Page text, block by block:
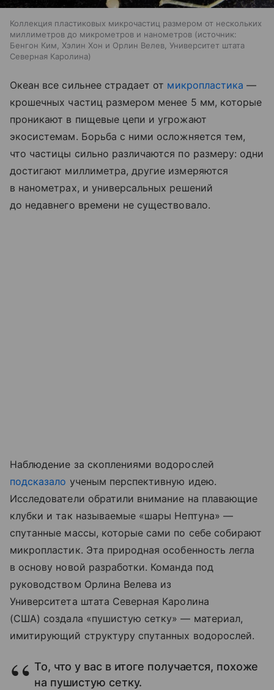
Коллекция пластиковых микрочастиц размером от нескольких
миллиметров до микрометров и нанометров
источник:
Бенгон Ким, Хэлин Хон и Орлин Велев, Университет штата
Северная Каролина
Океан все сильнее страдает от микропластика —
крошечных частиц размером менее 5 мм, которые
проникают в пищевые цепи и угрожают
экосистемам. Борьба с ними осложняется тем,
что частицы сильно различаются по размеру: одни
достигают миллиметра, другие измеряются
в нанометрах, и универсальных решений
до недавнего времени не существовало.
Наблюдение за скоплениями водорослей
подсказало ученым перспективную идею.
Исследователи обратили внимание на плавающие
клубки и так называемые «шары Нептуна» —
спутанные массы, которые сами по себе собирают
микропластик. Эта природная особенность легла
в основу новой разработки. Команда под
руководством Орлина Велева из
Университета штата Северная Каролина
(США) создала «пушистую сетку» — материал,
имитирующий структуру спутанных водорослей.
То, что у вас в итоге получается, похоже
на пушистую сетку.